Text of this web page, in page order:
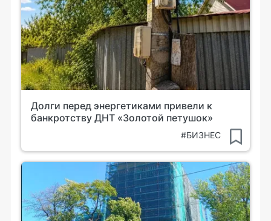
Долги перед энергетиками привели к
банкротству ДНТ «Золотой петушок»
#БИЗНЕС